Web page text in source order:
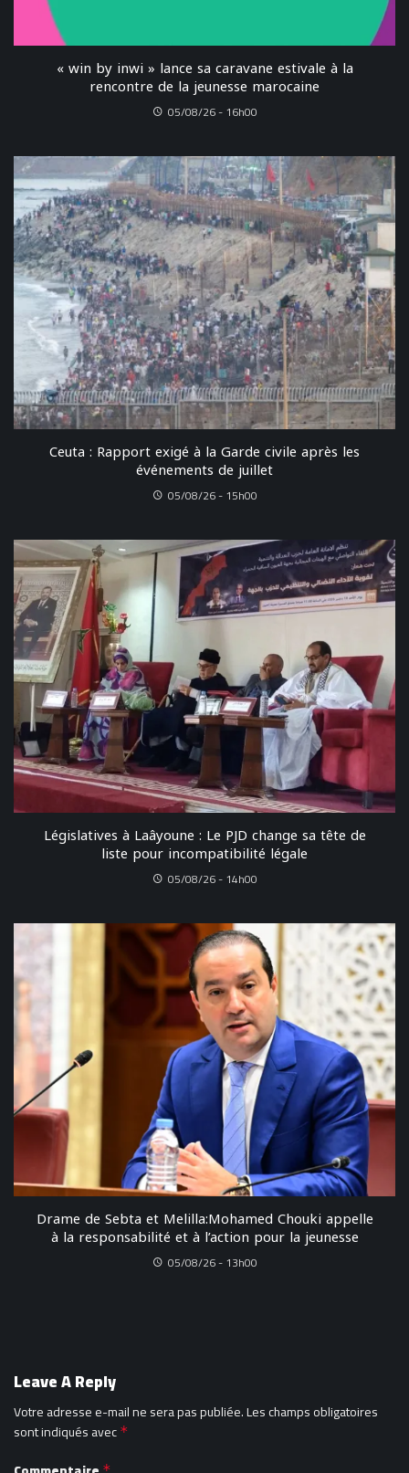
« win by inwi » lance sa caravane estivale à la
rencontre de la jeunesse marocaine
05/08/26 - 16h00
Ceuta : Rapport exigé à la Garde civile après les
événements de juillet
05/08/26 - 15h00
Législatives à Laâyoune : Le PJD change sa tête de
liste pour incompatibilité légale
05/08/26 - 14h00
Drame de Sebta et Melilla:Mohamed Chouki appelle
à la responsabilité et à l’action pour la jeunesse
05/08/26 - 13h00
Leave A Reply
Votre adresse e-mail ne sera pas publiée.Les champs obligatoires
sont indiqués avec *